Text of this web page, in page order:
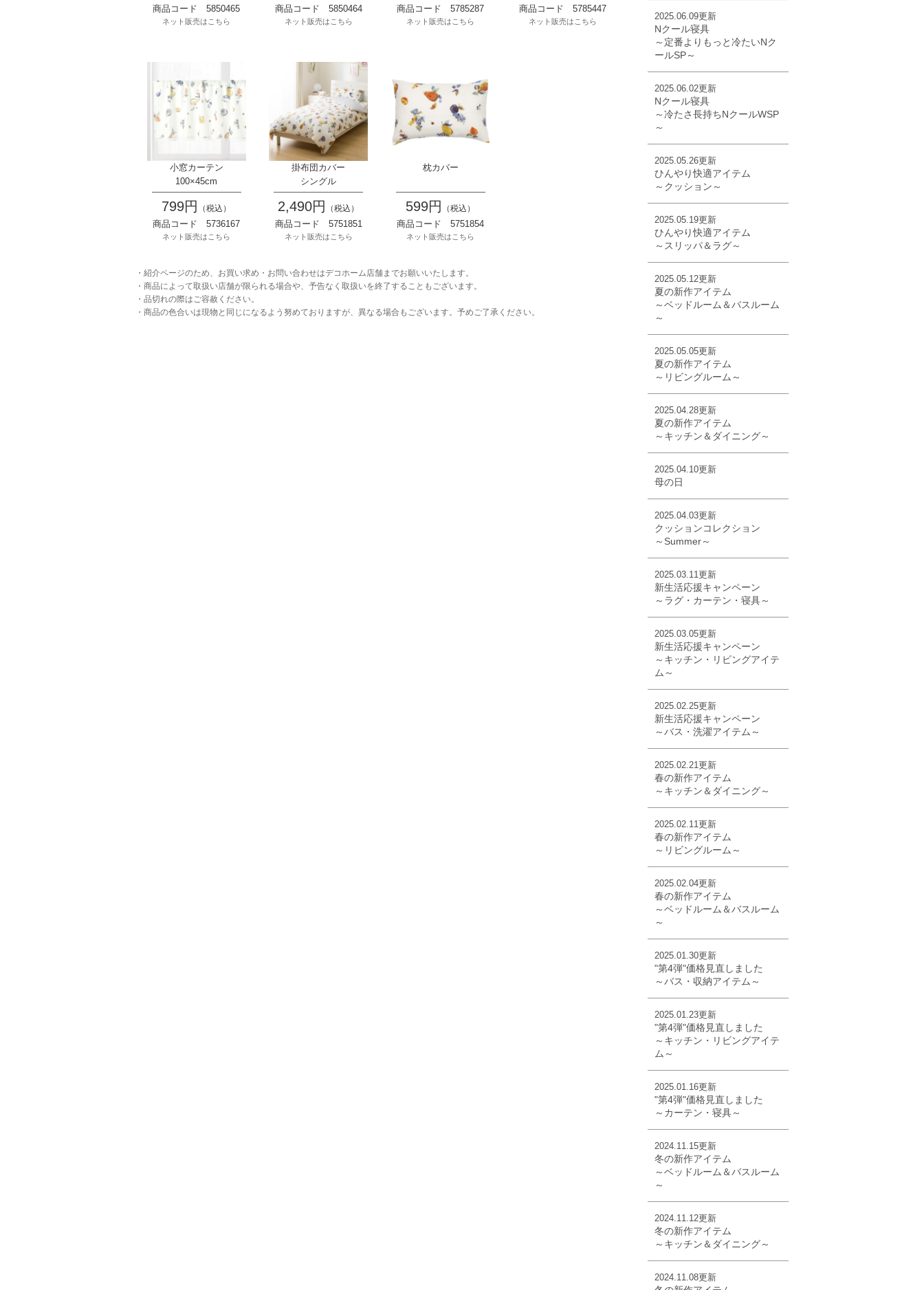
商品コード 5850465
ネット販売はこちら
商品コード 5850464
ネット販売はこちら
商品コード 5785287
ネット販売はこちら
商品コード 5785447
ネット販売はこちら
小窓カーテン
100×45cm
799円 （税込）
商品コード 5736167
ネット販売はこちら
掛布団カバー
シングル
2,490円 （税込）
商品コード 5751851
ネット販売はこちら
枕カバー
599円 （税込）
商品コード 5751854
ネット販売はこちら
・紹介ページのため、お買い求め・お問い合わせはデコホーム店舗までお願いいたします。
・商品によって取扱い店舗が限られる場合や、予告なく取扱いを終了することもございます。
・品切れの際はご容赦ください。
・商品の色合いは現物と同じになるよう努めておりますが、異なる場合もございます。予めご了承ください。
2025.06.09更新
Nクール寝具
～定番よりもっと冷たいNク
ールSP～
2025.06.02更新
Nクール寝具
～冷たさ長持ちNクールWSP
～
2025.05.26更新
ひんやり快適アイテム
～クッション～
2025.05.19更新
ひんやり快適アイテム
～スリッパ＆ラグ～
2025.05.12更新
夏の新作アイテム
～ベッドルーム＆バスルーム
～
2025.05.05更新
夏の新作アイテム
～リビングルーム～
2025.04.28更新
夏の新作アイテム
～キッチン＆ダイニング～
2025.04.10更新
母の日
2025.04.03更新
クッションコレクション
～Summer～
2025.03.11更新
新生活応援キャンペーン
～ラグ・カーテン・寝具～
2025.03.05更新
新生活応援キャンペーン
～キッチン・リビングアイテ
ム～
2025.02.25更新
新生活応援キャンペーン
～バス・洗濯アイテム～
2025.02.21更新
春の新作アイテム
～キッチン＆ダイニング～
2025.02.11更新
春の新作アイテム
～リビングルーム～
2025.02.04更新
春の新作アイテム
～ベッドルーム＆バスルーム
～
2025.01.30更新
"第4弾"価格見直しました
～バス・収納アイテム～
2025.01.23更新
"第4弾"価格見直しました
～キッチン・リビングアイテ
ム～
2025.01.16更新
"第4弾"価格見直しました
～カーテン・寝具～
2024.11.15更新
冬の新作アイテム
～ベッドルーム＆バスルーム
～
2024.11.12更新
冬の新作アイテム
～キッチン＆ダイニング～
2024.11.08更新